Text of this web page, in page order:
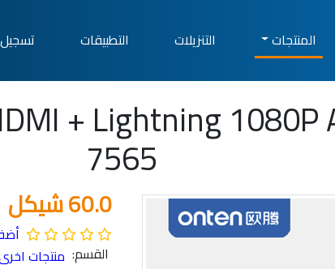
المنتجات التنزيلات التطبيقات
+ Lightning
7565
60.0 شيكل
القسم: منتجات